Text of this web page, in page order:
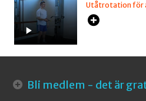
Utåtrotation för
Bli medlem - det är